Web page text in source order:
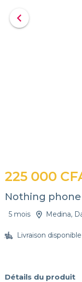
chevron_left
225 000
Nothing phone
5 mois Medina,
Livraison disponible
Détails du produit